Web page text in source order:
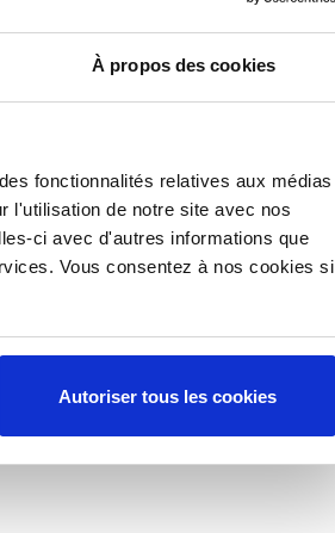
À propos des cookies
fonctionnalités relatives aux médias
l'utilisation de notre site avec nos
ci avec d'autres informations que
Vous consentez à nos cookies si
Autoriser tous les cookies